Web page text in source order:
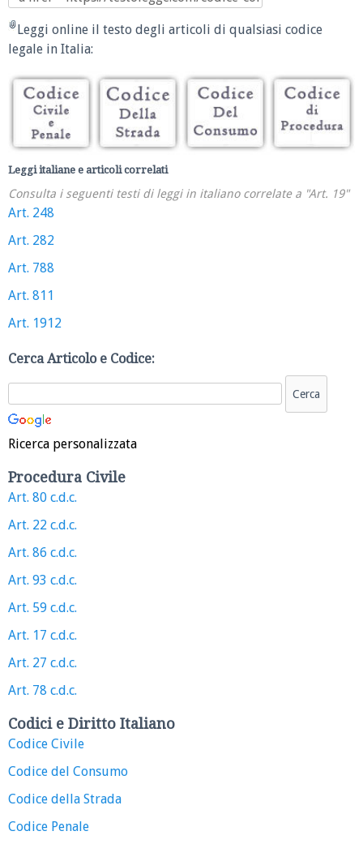
Leggi online il testo degli articoli di qualsiasi codice
legale in Italia:
Leggi italiane e articoli correlati
Consulta i seguenti testi di leggi in italiano correlate a "Art. 19"
Art. 248
Art. 282
Art. 788
Art. 811
Art. 1912
Cerca Articolo e Codice:
Ricerca personalizzata
Procedura Civile
Art. 80 c.d.c.
Art. 22 c.d.c.
Art. 86 c.d.c.
Art. 93 c.d.c.
Art. 59 c.d.c.
Art. 17 c.d.c.
Art. 27 c.d.c.
Art. 78 c.d.c.
Codici e Diritto Italiano
Codice Civile
Codice del Consumo
Codice della Strada
Codice Penale